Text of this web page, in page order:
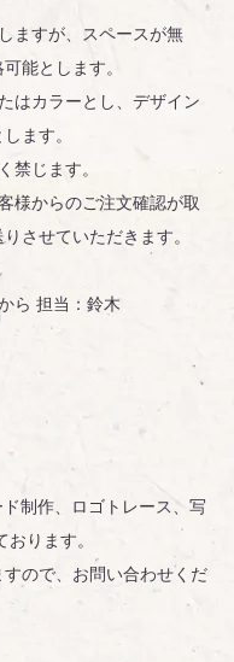
ますが、スペースが無
能とします。
はカラーとし、デザイン
ます。
禁じます。
様からのご注文確認が取
させていただきます。
ら 担当：鈴木
制作、ロゴトレース、写
ります。
ので、お問い合わせくだ